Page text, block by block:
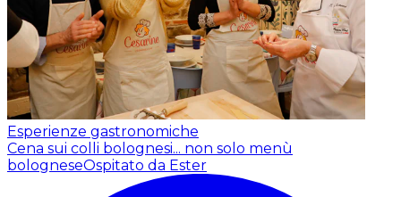
Esperienze gastronomiche
Cena sui colli bolognesi... non solo menù
bologneseOspitato da Ester